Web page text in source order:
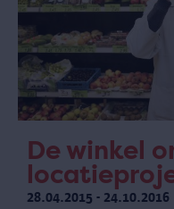
De winkel
28.04.2015 - 24.10.2016